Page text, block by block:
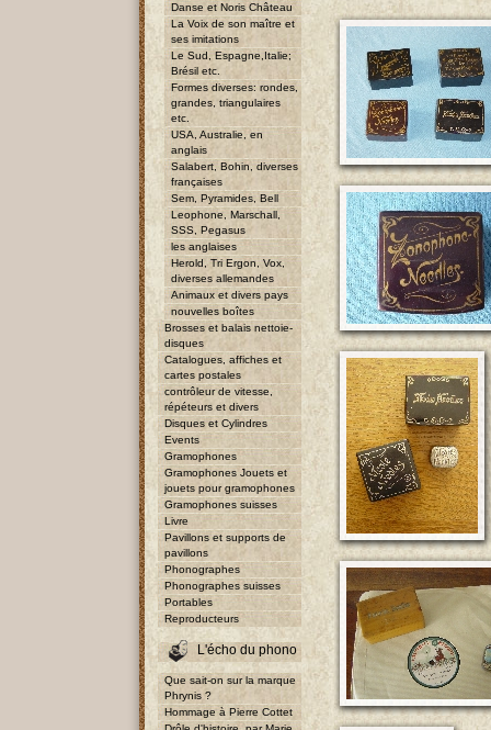
Danse et Noris Château
La Voix de son maître et
ses imitations
Le Sud, Espagne,Italie;
Brésil etc.
Formes diverses: rondes,
grandes, triangulaires
etc.
USA, Australie, en
anglais
Salabert, Bohin, diverses
françaises
Sem, Pyramides, Bell
Leophone, Marschall,
SSS, Pegasus
les anglaises
Herold, Tri Ergon, Vox,
diverses allemandes
Animaux et divers pays
nouvelles boîtes
Brosses et balais nettoie-
disques
Catalogues, affiches et
cartes postales
contrôleur de vitesse,
répéteurs et divers
Disques et Cylindres
Events
Gramophones
Gramophones Jouets et
jouets pour gramophones
Gramophones suisses
Livre
Pavillons et supports de
pavillons
Phonographes
Phonographes suisses
Portables
Reproducteurs
L'écho du phono
Que sait-on sur la marque
Phrynis ?
Hommage à Pierre Cottet